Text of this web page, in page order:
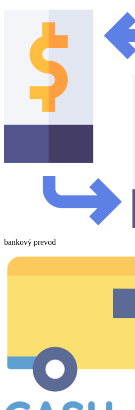
bankový prevod